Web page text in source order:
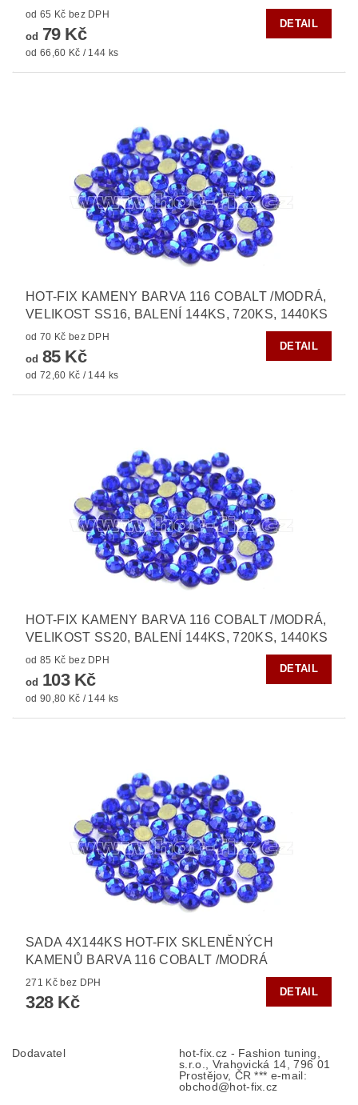
od 65 Kč bez DPH
od 79 Kč
od 66,60 Kč / 144 ks
DETAIL
HOT-FIX KAMENY BARVA 116 COBALT /MODRÁ,
VELIKOST SS16, BALENÍ 144KS, 720KS, 1440KS
od 70 Kč bez DPH
od 85 Kč
od 72,60 Kč / 144 ks
DETAIL
HOT-FIX KAMENY BARVA 116 COBALT /MODRÁ,
VELIKOST SS20, BALENÍ 144KS, 720KS, 1440KS
od 85 Kč bez DPH
od 103 Kč
od 90,80 Kč / 144 ks
DETAIL
SADA 4X144KS HOT-FIX SKLENĚNÝCH
KAMENŮ BARVA 116 COBALT /MODRÁ
271 Kč bez DPH
328 Kč
DETAIL
Dodavatel
hot-fix.cz - Fashion tuning,
s.r.o., Vrahovická 14, 796 01
Prostějov, ČR *** e-mail:
obchod@hot-fix.cz